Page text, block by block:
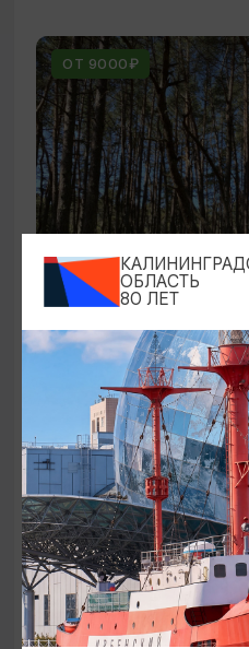
ОТ 9000₽
ЭКСКУРСИИ
Аудиоспектакль
косы»
01.02.2026 -
Куршская коса
ОТ 2500₽
ОБЛАСТЬ
80 ЛЕТ